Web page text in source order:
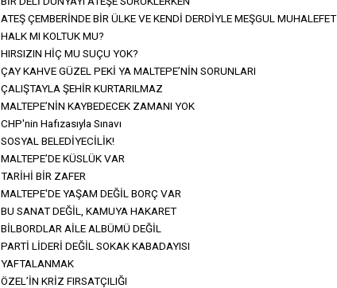
ATEŞ ÇEMBERİNDE BİR ÜLKE VE KENDİ DERDİYLE MEŞGUL MUHALEFET
HALK MI KOLTUK MU?
HIRSIZIN HİÇ MU SUÇU YOK?
ÇAY KAHVE GÜZEL PEKİ YA MALTEPE’NİN SORUNLARI
ÇALIŞTAYLA ŞEHİR KURTARILMAZ
MALTEPE’NİN KAYBEDECEK ZAMANI YOK
CHP'nin Hafızasıyla Sınavı
SOSYAL BELEDİYECİLİK!
MALTEPE’DE KÜSLÜK VAR
TARİHİ BİR ZAFER
MALTEPE'DE YAŞAM DEĞİL BORÇ VAR
BU SANAT DEĞİL, KAMUYA HAKARET
BİLBORDLAR AİLE ALBÜMÜ DEĞİL
PARTİ LİDERİ DEĞİL SOKAK KABADAYISI
YAFTALANMAK
ÖZEL’İN KRİZ FIRSATÇILIĞI